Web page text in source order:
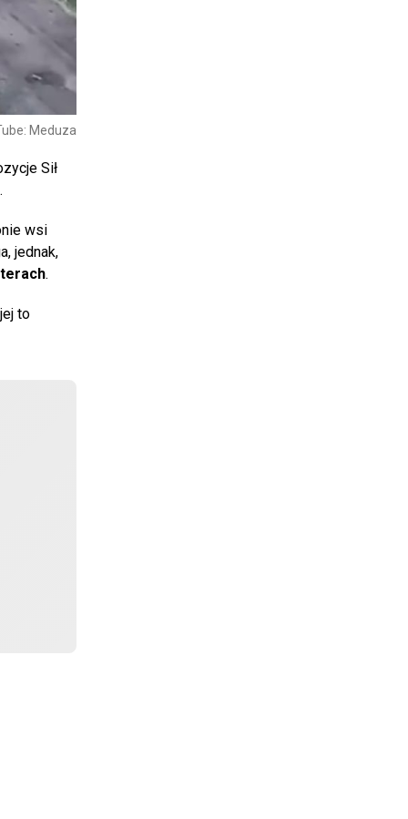
Meduza
Sił
wsi
jednak,
.
to